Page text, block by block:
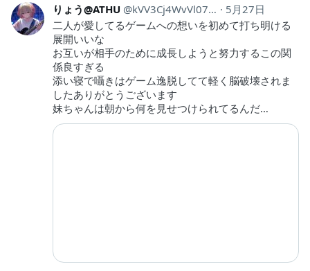
りょう@ATHU kVV3Cj4WvVl0741
5月27日
二人が愛してるゲームへの想いを初めて打ち明ける
展開いいな
お互いが相手のために成長しようと努力するこの関
係良すぎる
添い寝で囁きはゲーム逸脱してて軽く脳破壊されま
したありがとうございます
妹ちゃんは朝から何を見せつけられてるんだ…